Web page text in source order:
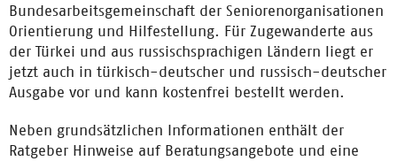
Bundesarbeitsgemeinschaft der Seniorenorganisationen
Orientierung und Hilfestellung. Für Zugewanderte aus
der Türkei und aus russischsprachigen Ländern liegt er
jetzt auch in türkisch-deutscher und russisch-deutscher
Ausgabe vor und kann kostenfrei bestellt werden.
Neben grundsätzlichen Informationen enthält der
Ratgeber Hinweise auf Beratungsangebote und eine